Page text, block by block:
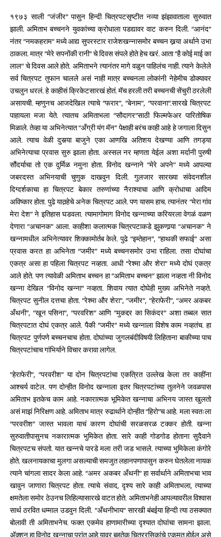
१९७३ साली “जंजीर” पासुन हिन्दी चित्रपटसृष्टीत नव्या झंझावाताला सुरुवात
झाली. अमिताभ बच्चनने युवकांच्या क्रोधाला पडद्यावर वाट करुन दिली. “आनंद”
नंतर “नमकहराम” मध्ये आद्य सुपरस्टार राजेशखन्नासमोर बच्चन खर्‍या अर्थाने उभा
ठाकला. मात्र “मेरे सपनोंकी रानी” चे दिवस संपले होते हेच खरं. आता “है कोई माई का
लाल” चे दिवस आले होते. अमिताभने त्यानंतर मागे वळुन पाहिलंच नाही. त्याने केलेले
सर्व चित्रपट तुफान चालले असं नाही मात्र बच्चनला लोकांनी नेहेमीच डोक्यावर
उचलुन धरलं. हे काहीसं क्रिकेटसारखं होतं. मॅच हरली तरी बच्चनची सेंचुरी ठरलेली
असायची. म्हणुनच आजदेखिल त्याचे “फरार”, “बेनाम”, “परवाना”.सारखे चित्रपट
पाहायला मजा येते. त्यातच अमिताभला “सौदागर”साठी फिल्मफेअर पारितोषिक
मिळाले. तेव्हा या अभिनेत्यात “अँग्री यंग मॅन” पेक्षाही बरंच काही आहे हे जगाला दिसुन
आले. त्याच वेळी दुसर्‍या बाजुने एका आणखि अतिशय देखण्या आणि तगड्या
अभिनेत्याचा प्रवास सुरु झाला होता. अस्सल नर म्हणता येईल अशा मर्दानी पुरुषी
सौंदर्याचा तो एक दुर्मिळ नमुना होता. विनोद खन्नाने “मेरे अपने” मध्ये आपल्या
जबरदस्त अभिनयाची चुणुक दाखवुन दिली. गुलजार सारख्या संवेदनशील
दिग्दर्शकाचा हा चित्रपट बेकार तरुणांच्या नैराश्याचा आणि क्रोधाचा आदिम
अविष्कार होता. पुढे यातर्‍हेचे अनेक चित्रपट आले. पण यासम हाच. त्यानंतर “मेरा गांव
मेरा देश” ने इतिहास घडवला. त्यामागोमाग विनोद खन्नाच्या करियरला वेगळं वळण
देणारा “अचानक” आला. काहीशा कलात्मक चित्रपटाकडे झुकणार्‍या “अचानक” ने
खन्नामधील अभिनेत्यावर शिक्कामोर्तब केले. पुढे “इम्तेहान”, “हाथकी सफाई” असा
प्रवास करत हा अभिनेता “जमीर” मध्ये बच्चनसमोर उभा राहिला. तसा दोघांचा
एकत्र असा हा पहिला चित्रपट नव्हता. आधी “रेश्मा और शेरा” मध्ये दोघं एकत्र
आले होते. पण त्यावेळी अमिताभ बच्चन हा “अमिताभ बच्चन” झाला नव्हता नी विनोद
खन्ना देखिल “विनोद खन्ना” नव्हता. शिवाय त्यात दोघेही मुख्य अभिनेते नव्हते.
चित्रपट सुनील दत्तचा होता. “रेश्मा और शेरा”, “जमीर”, “हेराफेरी”, “अमर अकबर
अँथनी”, “खून पसिना”, “परवरिश” आणि “मुकद्दर का सिकंदर” अशा तब्बल सात
चित्रपटात दोघं एकत्र आले. पैकी “जमीर” मध्ये खन्नाला विशेष काम नव्हतंच. हा
चित्रपट पुर्णपणे बच्चनचाच होता. दोघांच्या जुगलबंदीविषयी लिहिताना बाकीच्या पाच
चित्रपटांचाच गांभिर्याने विचार करावा लागेल.
“हेराफेरी”, “परवरीश” या दोन चित्रपटांचा एकत्रित उल्लेख केला तर काहींना
आश्चर्य वाटेल. पण दोन्हीत विनोद खन्नाला इतर चित्रपटांच्या तुलनेने जवळपास
अमिताभ इतकेच काम आहे. नकारात्मक भूमिकेत खन्नाचा अभिनय जास्त खुलतो
असं माझं निरिक्षण आहे. अमिताभ मात्र रुढार्थाने दोन्हीत “हिरो”च आहे. मला स्वतःला
“परवरीश” जास्त भावला याचं कारण दोघांची सरळसरळ टक्कर होती. खन्ना
सुरुवातीपासुनच नकारात्मक भुमिकेत होता. सारे काही गोडगोड होताना सुदैवाने
चित्रपटच संपतो. यात खन्नचे पारडे मला तरी जड भासले. त्याच्या भुमिकेला कंगोरे
होते. खलनायकाचा मुलगा असल्याची समजुत लहानपणापासुन करुन घेतलेला नायक
त्याने चांगला सादर केला आहे. “अमर अकबर अँथनी” हा सर्वार्थाने अमिताभचा भाव
खावुन जाणारा चित्रपट होता. त्याचे संवाद, दृश्य सारे काही अमिताभला, त्याच्या
क्षमतेला समोर ठेउनच लिहिल्यासारखे वाटत होते. अमिताभनेही आपल्यावरील विश्वास
सार्थ ठरवित धम्माल उडवुन दिली. “अँथनीभाय” सारखी बंबईया हिन्दी त्या ठसक्यात
बोलावी ती अमिताभनेच. फक्त एकमेव हाणामारीच्या दृश्यात दोघांचा सामना झाला.